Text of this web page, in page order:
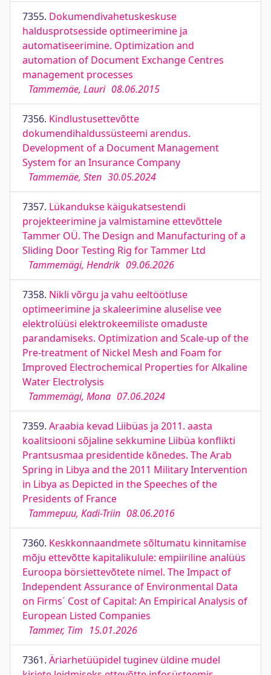
7355. Dokumendivahetuskeskuse
haldusprotsesside optimeerimine ja
automatiseerimine. Optimization and
automation of Document Exchange Centres
management processes
Tammemäe, Lauri 08.06.2015
7356. Kindlustusettevõtte
dokumendihaldussüsteemi arendus.
Development of a Document Management
System for an Insurance Company
Tammemäe, Sten 30.05.2024
7357. Lükandukse käigukatsestendi
projekteerimine ja valmistamine ettevõttele
Tammer OÜ. The Design and Manufacturing of a
Sliding Door Testing Rig for Tammer Ltd
Tammemägi, Hendrik 09.06.2026
7358. Nikli võrgu ja vahu eeltöötluse
optimeerimine ja skaleerimine aluselise vee
elektrolüüsi elektrokeemiliste omaduste
parandamiseks. Optimization and Scale-up of the
Pre-treatment of Nickel Mesh and Foam for
Improved Electrochemical Properties for Alkaline
Water Electrolysis
Tammemägi, Mona 07.06.2024
7359. Araabia kevad Liibüas ja 2011. aasta
koalitsiooni sõjaline sekkumine Liibüa konflikti
Prantsusmaa presidentide kõnedes. The Arab
Spring in Libya and the 2011 Military Intervention
in Libya as Depicted in the Speeches of the
Presidents of France
Tammepuu, Kadi-Triin 08.06.2016
7360. Keskkonnaandmete sõltumatu kinnitamise
mõju ettevõtte kapitalikulule: empiiriline analüüs
Euroopa börsiettevõtete nimel. The Impact of
Independent Assurance of Environmental Data
on Firms´ Cost of Capital: An Empirical Analysis of
European Listed Companies
Tammer, Tim 15.01.2026
7361. Äriarhetüüpidel tuginev üldine mudel